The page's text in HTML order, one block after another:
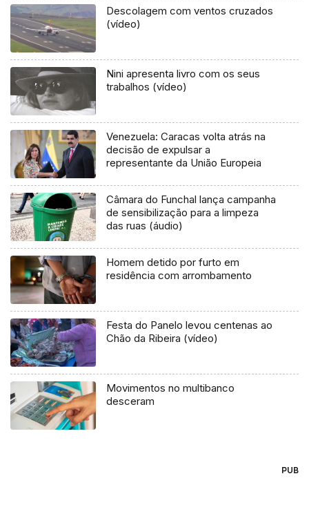
Descolagem com ventos cruzados
(vídeo)
Nini apresenta livro com os seus
trabalhos (vídeo)
Venezuela: Caracas volta atrás na
decisão de expulsar a
representante da União Europeia
Câmara do Funchal lança campanha
de sensibilização para a limpeza
das ruas (áudio)
Homem detido por furto em
residência com arrombamento
Festa do Panelo levou centenas ao
Chão da Ribeira (vídeo)
Movimentos no multibanco
desceram
PUB